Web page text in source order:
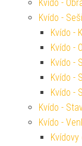
Kvído -
Kvído -
Kvído -
Kvído -
Kvído -
Kvído -
Kvído -
Kvído -
Kvído -